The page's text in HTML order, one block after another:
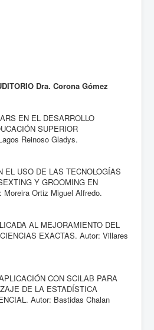
Dra. Corona Gómez
EN EL DESARROLLO
SUPERIOR
Reinoso Gladys.
EL USO DE LAS TECNOLOGÍAS
Y GROOMING EN
Ortiz Miguel Alfredo.
AL MEJORAMIENTO DEL
EXACTAS. Autor: Villares
CON SCILAB PARA
DE LA ESTADÍSTICA
Autor: Bastidas Chalan